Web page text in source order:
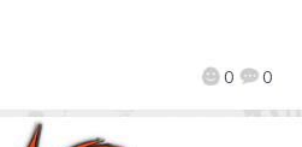
0 0